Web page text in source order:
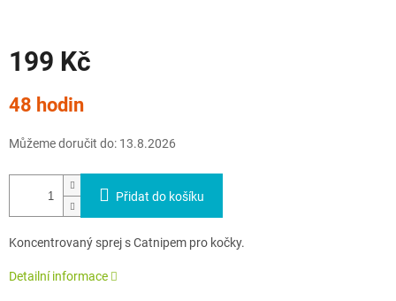
199 Kč
cena:
48 hodin
Můžeme doručit do: 13.8.2026
Přidat do košíku
Koncentrovaný sprej s Catnipem pro kočky.
Detailní informace